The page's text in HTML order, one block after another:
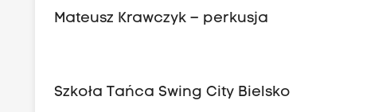
Mateusz Krawczyk – perkusja
Szkoła Tańca Swing City Bielsko